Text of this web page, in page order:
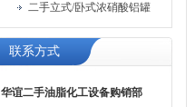
二手立式/卧式浓硝酸铝罐
联系方式
华谊二手油脂化工设备购销部